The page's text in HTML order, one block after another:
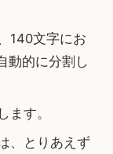
140文字にお
動的に分割し
ます。
、とりあえず